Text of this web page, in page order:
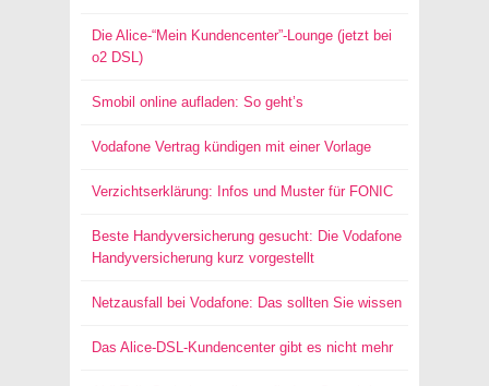
Die Alice-“Mein Kundencenter”-Lounge (jetzt bei
o2 DSL)
Smobil online aufladen: So geht’s
Vodafone Vertrag kündigen mit einer Vorlage
Verzichtserklärung: Infos und Muster für FONIC
Beste Handyversicherung gesucht: Die Vodafone
Handyversicherung kurz vorgestellt
Netzausfall bei Vodafone: Das sollten Sie wissen
Das Alice-DSL-Kundencenter gibt es nicht mehr